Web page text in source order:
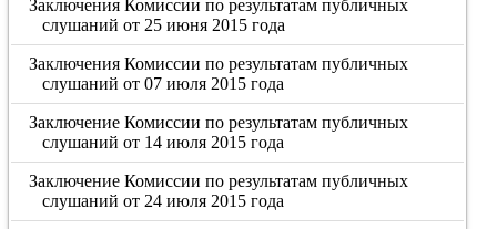
Заключения Комиссии по результатам публичных
слушаний от 25 июня 2015 года
Заключения Комиссии по результатам публичных
слушаний от 07 июля 2015 года
Заключение Комиссии по результатам публичных
слушаний от 14 июля 2015 года
Заключение Комиссии по результатам публичных
слушаний от 24 июля 2015 года